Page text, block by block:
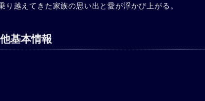
り越えてきた家族の思い出と愛が浮かび上がる。
基本情報